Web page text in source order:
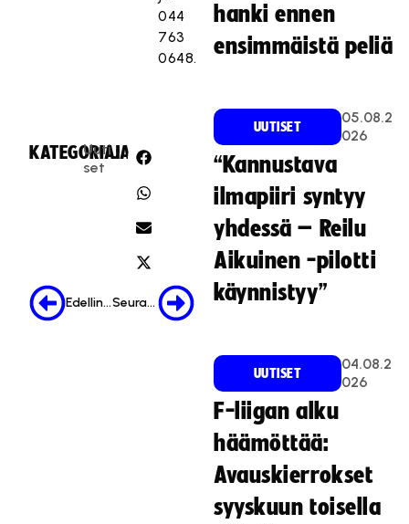
044
763
0648.
KATEGORIA:
Uuti
set
JAA:
Edellinen Seuraava
hanki ennen
ensimmäistä peliä
UUTISET
05.08.2
026
“Kannustava
ilmapiiri syntyy
yhdessä – Reilu
Aikuinen -pilotti
käynnistyy”
UUTISET
04.08.2
026
F-liigan alku
häämöttää:
Avauskierrokset
syyskuun toisella